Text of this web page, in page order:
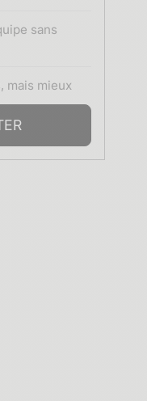
sans
mais mieux